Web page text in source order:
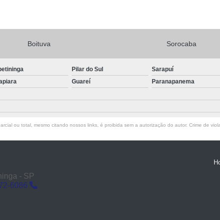
Boituva Sorocaba
Pilar do Sul
Sarapuí
Guareí Paranapanema
ou total, mesmo citando nossos links, é proibida sem a autorização do autor. Crime de
- SP
6086